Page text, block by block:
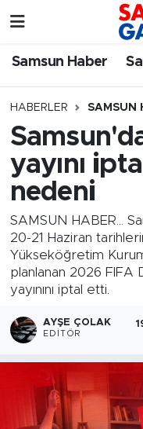
Samsun Haber
HABERLER SAMSUN
yayını
nedeni
SAMSUN HABER...
20-21 Haziran
Yükseköğretim
planlanan 2026 FIFA
yayınını iptal etti.
AYŞE ÇOLAK
EDITÖR
Samsun Haber
Samsun
Resmi İlanlar
Samsun
SAMSUN
Samsun Trafik
Süper Lig
Tüm Manşetler
Son Dakika
Haber Arşivi